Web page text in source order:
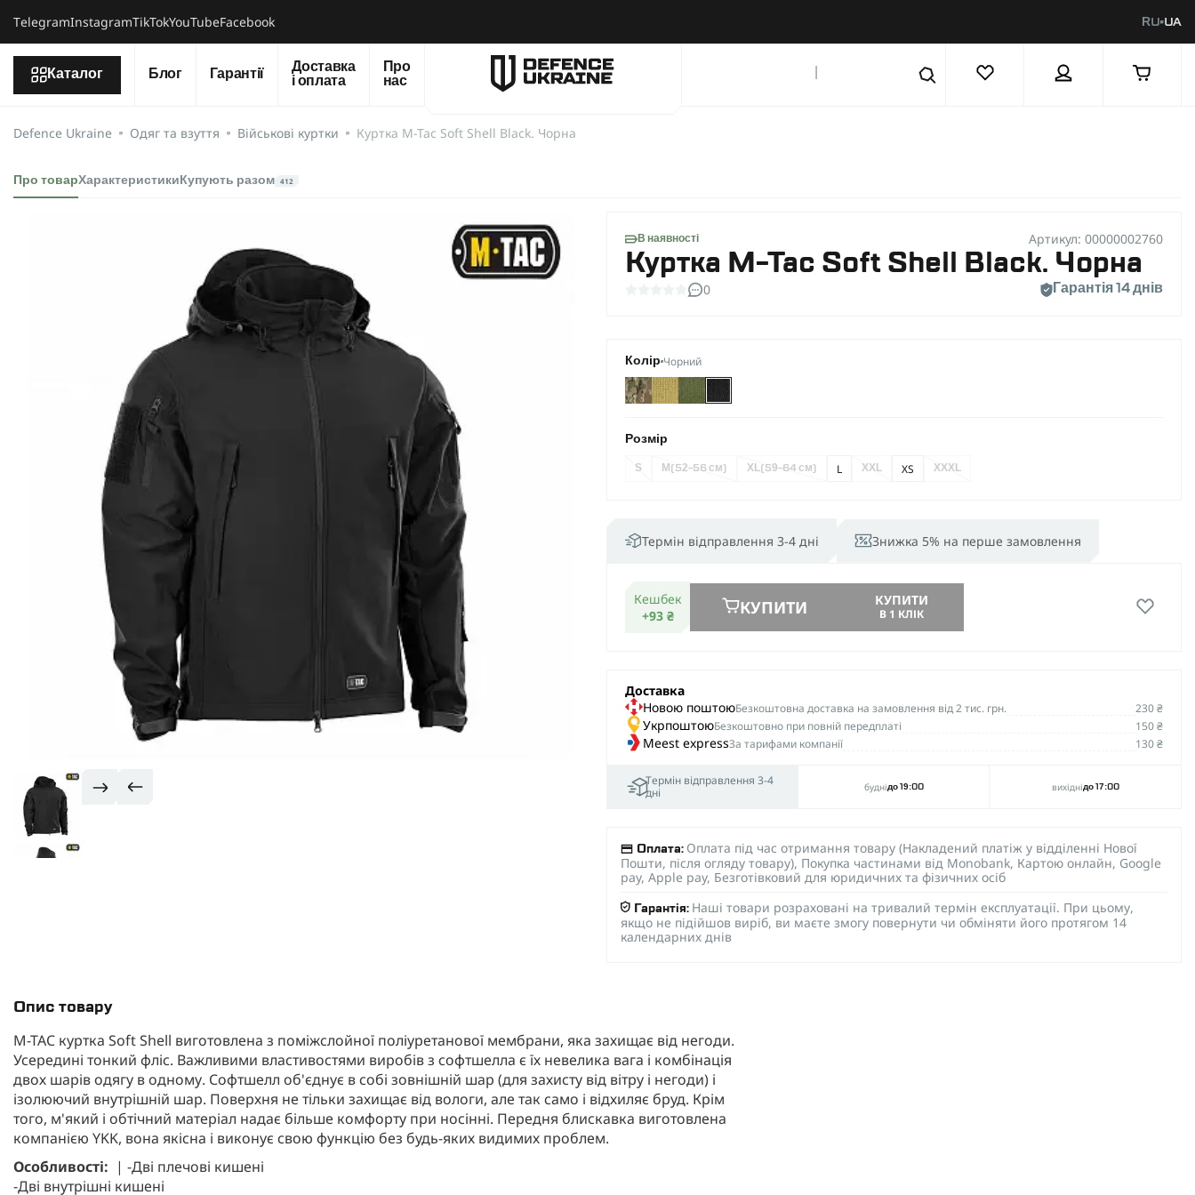
ТelegramInstagramTikTokYouTubeFacebook RU UA
Каталог Блог Гарантії
Доставка
і оплата
Про
нас
Defence Ukraine Одяг та взуття Військові куртки Куртка M-Tac Soft Shell Black. Чорна
Про товарХарактеристики Купують разом 412
В наявності Артикул: 00000002760
Куртка M-Tac Soft Shell Black. Чорна
0 Гарантія 14 днів
Колір Чорний
Розмір
S M (52-56 см) XL(59-64 см) L XXL XS XXXL
Термін відправлення 3-4 дні Знижка 5% на перше замовлення
Кешбек
+93 ₴
КУПИТИ КУПИТИ
В 1 КЛІК
Доставка
Новою поштоюБезкоштовна доставка на замовлення від 2 тис. грн. 230 ₴
УкрпоштоюБезкоштовно при повній передплаті 150 ₴
Meest expressЗа тарифами компанії 130 ₴
Термін відправлення 3-4
дні
буднідо 19:00 вихіднідо 17:00
Оплата: Оплата під час отримання товару (Накладений платіж у відділенні Нової
Пошти, після огляду товару), Покупка частинами від Monobank, Картою онлайн, Google
pay, Apple pay, Безготівковий для юридичних та фізичних осіб
Гарантія: Наші товари розраховані на тривалий термін експлуатації. При цьому,
якщо не підійшов виріб, ви маєте змогу повернути чи обміняти його протягом 14
календарних днів
Опис товару
M-TAC куртка Soft Shell виготовлена ​​з поміжслойної поліуретанової мембрани, яка захищає від негоди.
Усередині тонкий фліс. Важливими властивостями виробів з софтшелла є їх невелика вага і комбінація
двох шарів одягу в одному. Софтшелл об'єднує в собі зовнішній шар (для захисту від вітру і негоди) і
ізолюючий внутрішній шар. Поверхня не тільки захищає від вологи, але так само і відхиляє бруд. Крім
того, м'який і обтічний матеріал надає більше комфорту при носінні. Передня блискавка виготовлена ​​
компанією YKK, вона якісна і виконує свою функцію без будь-яких видимих ​​проблем.
Особливості: | -Дві плечові кишені
-Дві внутрішні кишені